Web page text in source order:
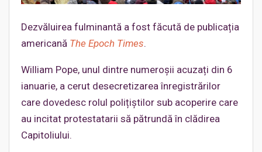
Dezvăluirea fulminantă a fost făcută de publicația
americană The Epoch Times.
William Pope, unul dintre numeroșii acuzați din 6
ianuarie, a cerut desecretizarea înregistrărilor
care dovedesc rolul polițiștilor sub acoperire care
au incitat protestatarii să pătrundă în clădirea
Capitoliului.